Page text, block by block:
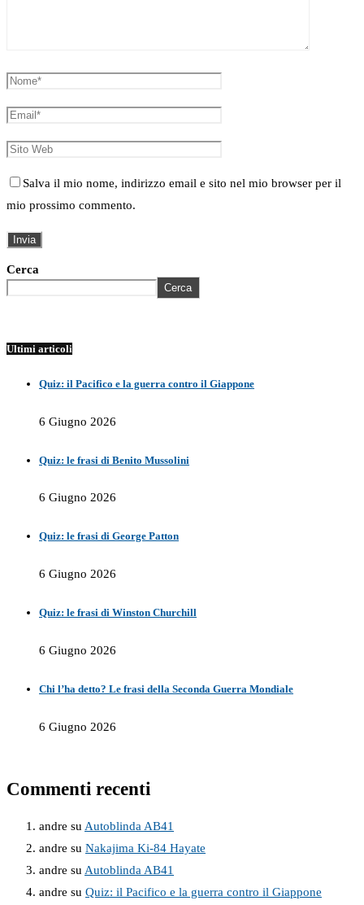
Salva il mio nome, indirizzo email e sito nel mio browser per il
mio prossimo commento.
Cerca
Cerca
Ultimi articoli
Quiz: il Pacifico e la guerra contro il Giappone
6 Giugno 2026
Quiz: le frasi di Benito Mussolini
6 Giugno 2026
Quiz: le frasi di George Patton
6 Giugno 2026
Quiz: le frasi di Winston Churchill
6 Giugno 2026
Chi l’ha detto? Le frasi della Seconda Guerra Mondiale
6 Giugno 2026
Commenti recenti
andre su Autoblinda AB41
andre su Nakajima Ki-84 Hayate
andre su Autoblinda AB41
andre su Quiz: il Pacifico e la guerra contro il Giappone